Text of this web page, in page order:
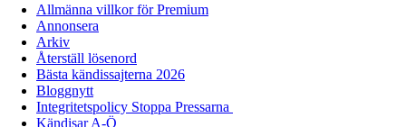
Allmänna villkor för Premium
Annonsera
Arkiv
Återställ lösenord
Bästa kändissajterna 2026
Bloggnytt
Integritetspolicy Stoppa Pressarna
Kändisar A-Ö